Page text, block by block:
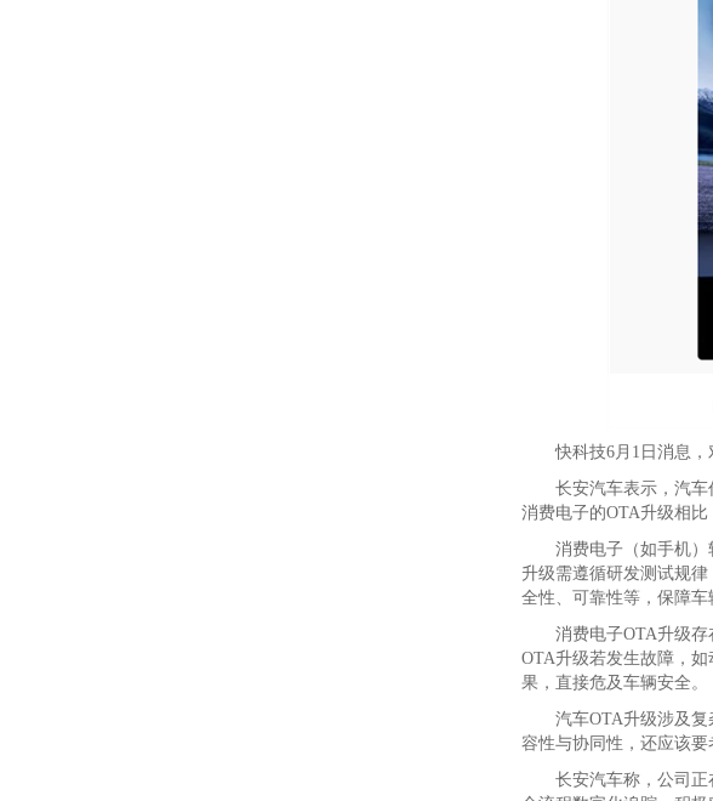
快科技6月1日消息，对
长安汽车表示，汽车作
消费电子的OTA升级相比
消费电子（如手机）软
升级需遵循研发测试规
全性、可靠性等，保障车
消费电子OTA升级存在
OTA升级若发生故障，
果，直接危及车辆安全。
汽车OTA升级涉及复杂
容性与协同性，还应该
长安汽车称，公司正在